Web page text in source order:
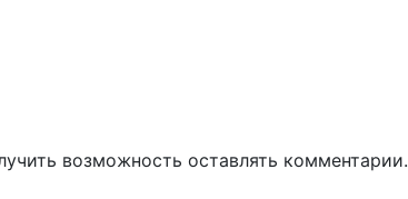
возможность оставлять комментарии.